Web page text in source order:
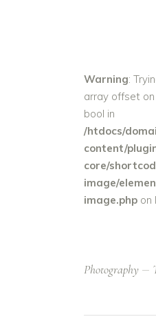
Warning:
array offset
bool in
/htdocs/
content/
core/
image/
image.php on
Photography